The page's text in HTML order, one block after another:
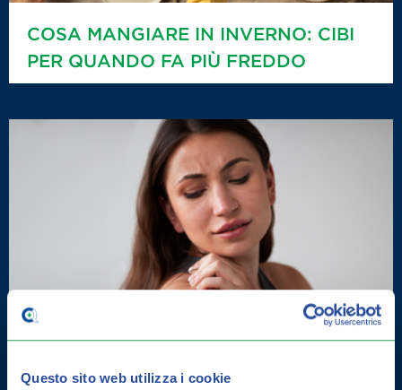
Questo sito web utilizza i cookie
COSA MANGIARE IN INVERNO: CIBI
PER QUANDO FA PIÙ FREDDO